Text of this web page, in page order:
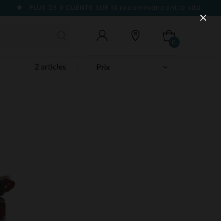
PLUS DE 9 CLIENTS SUR 10 recommandent le site
0
2 articles